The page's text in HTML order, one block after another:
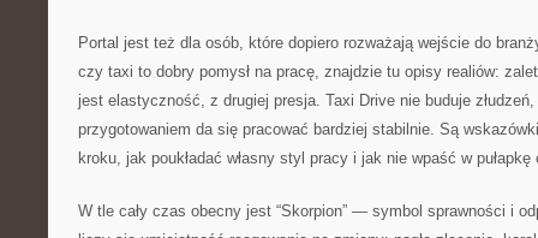
Portal jest też dla osób, które dopiero rozważają wejście do
czy taxi to dobry pomysł na pracę, znajdzie tu opisy realiów:
jest elastyczność, z drugiej presja. Taxi Drive nie buduje
przygotowaniem da się pracować bardziej stabilnie. Są
kroku, jak poukładać własny styl pracy i jak nie wpaść w pułapkę
W tle cały czas obecny jest “Skorpion” — symbol sprawności i